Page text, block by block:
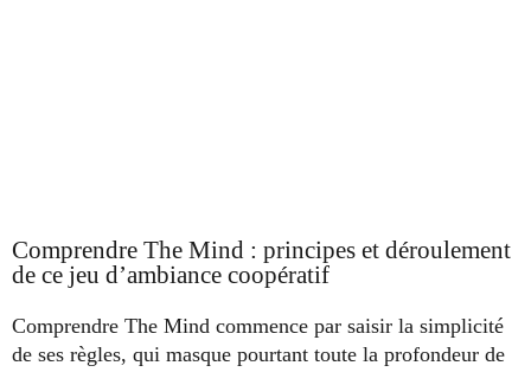
Comprendre The Mind : principes et déroulement
de ce jeu d’ambiance coopératif
Comprendre The Mind commence par saisir la simplicité
de ses règles, qui masque pourtant toute la profondeur de